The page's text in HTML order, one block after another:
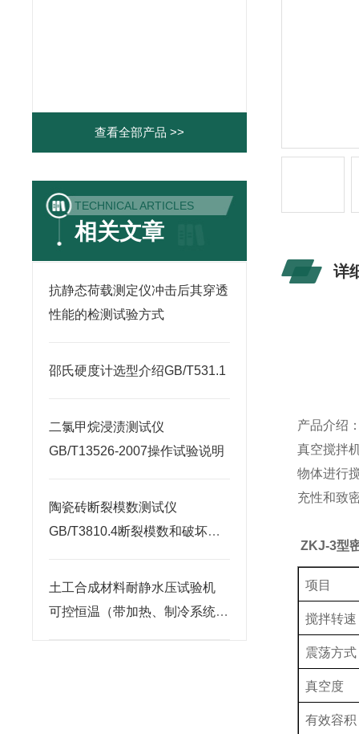
查看全部产品 >>
TECHNICAL ARTICLES
相关文章
抗静态荷载测定仪冲击后其穿透
性能的检测试验方式
邵氏硬度计选型介绍GB/T531.1
二氯甲烷浸渍测试仪
GB/T13526-2007操作试验说明
陶瓷砖断裂模数测试仪
GB/T3810.4断裂模数和破坏强
土工合成材料耐静水压试验机
可控恒温（带加热、制冷系统）
详
产品介绍
真空搅拌
物体进行
充性和致
ZKJ-3型
项目
搅拌转速
震荡方式
真空度
有效容积